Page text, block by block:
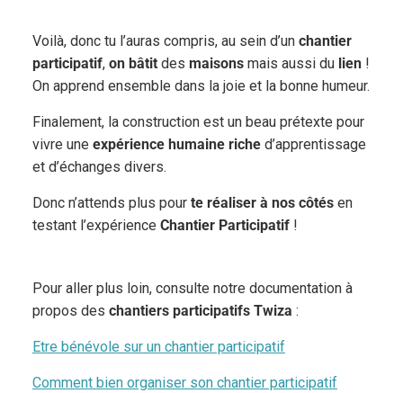
Voilà, donc tu l’auras compris, au sein d’un chantier
participatif, on bâtitdes maisonsmais aussi du lien!
On apprend ensemble dans la joie et la bonne humeur.
Finalement, la construction est un beau prétexte pour
vivre une expérience humaine riche d’apprentissage
et d’échanges divers.
Donc n’attends plus pour te réaliser à nos côtésen
testant l’expérience Chantier Participatif!
Pour aller plus loin, consulte notre documentation à
propos des chantiers participatifs Twiza :
Etre bénévole sur un chantier participatif
Comment bien organiser son chantier participatif